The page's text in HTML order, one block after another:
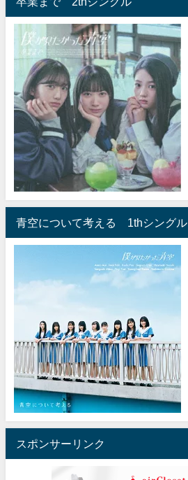
青空について考える 1thシングル
スポンサーリンク